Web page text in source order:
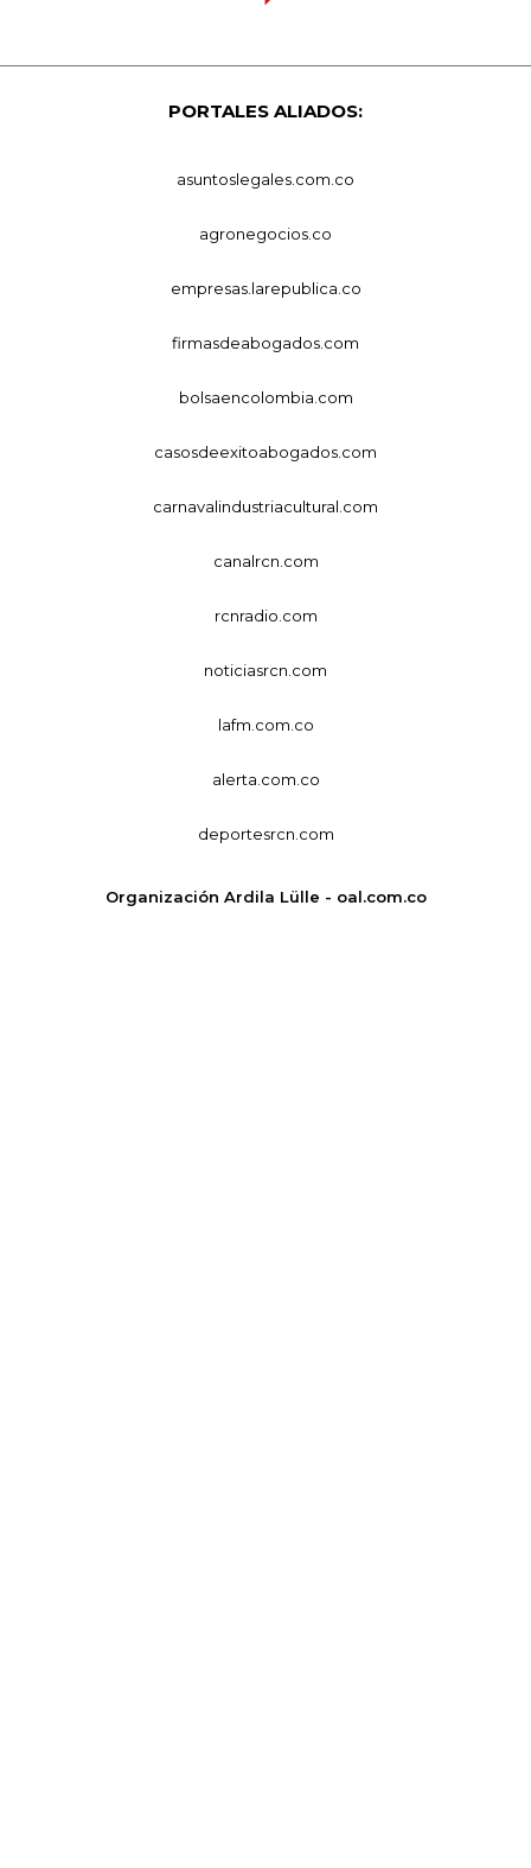
PORTALES ALIADOS:
asuntoslegales.com.co
agronegocios.co
empresas.larepublica.co
firmasdeabogados.com
bolsaencolombia.com
casosdeexitoabogados.com
carnavalindustriacultural.com
canalrcn.com
rcnradio.com
noticiasrcn.com
lafm.com.co
alerta.com.co
deportesrcn.com
Organización Ardila Lülle - oal.com.co